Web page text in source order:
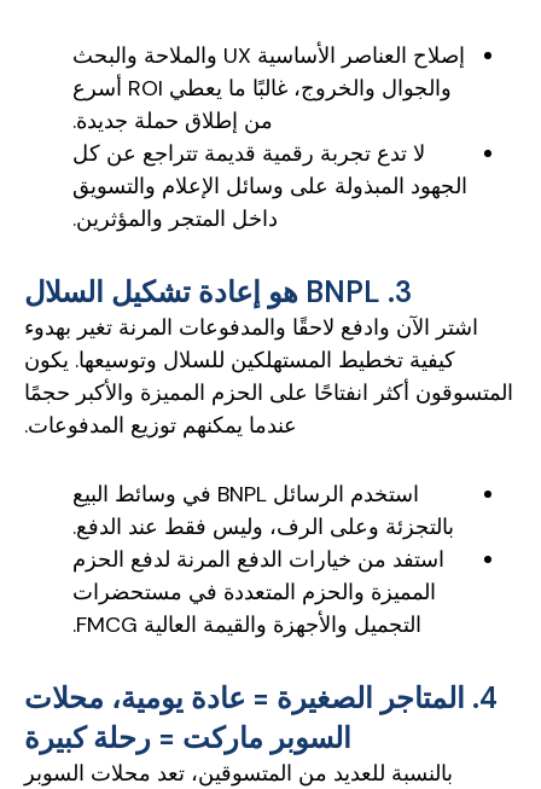
إصلاح العناصر الأساسية UX والملاحة والبحث
والجوال والخروج، غالبًا ما يعطي ROI أسرع
من إطلاق حملة جديدة.
لا تدع تجربة رقمية قديمة تتراجع عن كل
الجهود المبذولة على وسائل الإعلام والتسويق
داخل المتجر والمؤثرين.
3. BNPL هو إعادة تشكيل السلال
اشتر الآن وادفع لاحقًا والمدفوعات المرنة تغير بهدوء
كيفية تخطيط المستهلكين للسلال وتوسيعها. يكون
المتسوقون أكثر انفتاحًا على الحزم المميزة والأكبر حجمًا
عندما يمكنهم توزيع المدفوعات.
استخدم الرسائل BNPL في وسائط البيع
بالتجزئة وعلى الرف، وليس فقط عند الدفع.
استفد من خيارات الدفع المرنة لدفع الحزم
المميزة والحزم المتعددة في مستحضرات
التجميل والأجهزة والقيمة العالية FMCG.
4. المتاجر الصغيرة = عادة يومية، محلات
السوبر ماركت = رحلة كبيرة
بالنسبة للعديد من المتسوقين، تعد محلات السوبر